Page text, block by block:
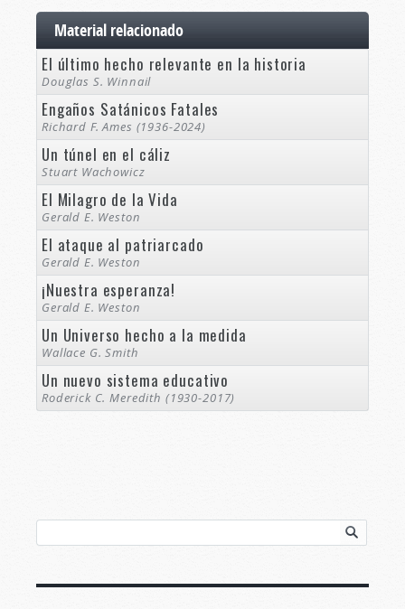
Material relacionado
El último hecho relevante en la historia
Douglas S. Winnail
Engaños Satánicos Fatales
Richard F. Ames (1936-2024)
Un túnel en el cáliz
Stuart Wachowicz
El Milagro de la Vida
Gerald E. Weston
El ataque al patriarcado
Gerald E. Weston
¡Nuestra esperanza!
Gerald E. Weston
Un Universo hecho a la medida
Wallace G. Smith
Un nuevo sistema educativo
Roderick C. Meredith (1930-2017)